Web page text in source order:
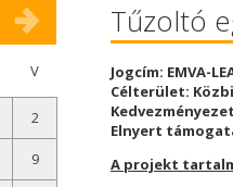
V
2
9
Tűzoltó
Jogcím: EMVA-
Célterület:
Elnyert
A projekt